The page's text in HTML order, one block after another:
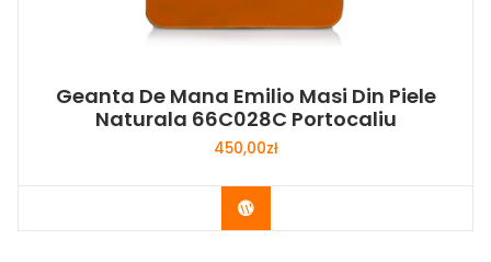
Geanta De Mana Emilio Masi Din Piele
Naturala 66C028C Portocaliu
450,00zł
Buy Now